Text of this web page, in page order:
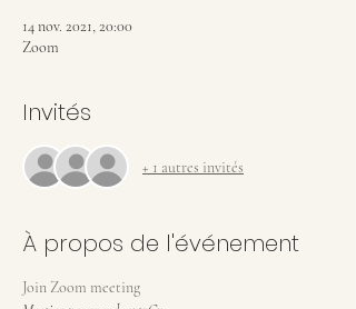
14 nov. 2021, 20:00
Zoom
Invités
+ 1 autres invités
À propos de l'événement